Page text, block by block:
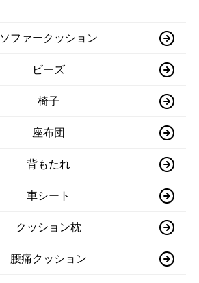
ソファークッション
ビーズ
椅子
座布団
背もたれ
車シート
クッション枕
腰痛クッション